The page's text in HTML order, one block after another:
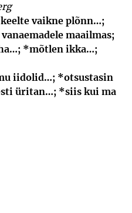
vaikne plõnn…;
maailmas;
*mõtlen ikka…;
iidolid…; *otsustasin
üritan…; *siis kui ma